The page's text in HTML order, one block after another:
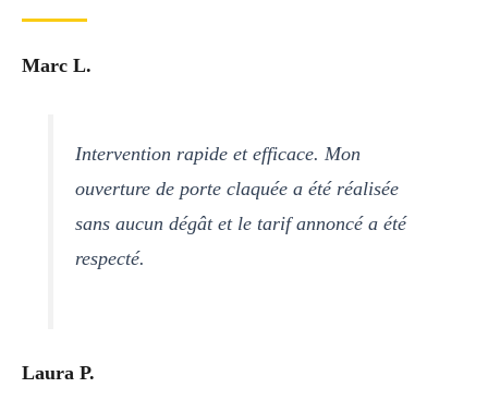
Marc L.
Intervention rapide et efficace. Mon
ouverture de porte claquée a été réalisée
sans aucun dégât et le tarif annoncé a été
respecté.
Laura P.